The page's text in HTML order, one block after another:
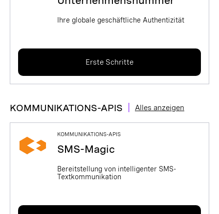
Ihre globale geschäftliche Authentizität
Erste Schritte
KOMMUNIKATIONS-APIS Alles anzeigen
KOMMUNIKATIONS-APIS
SMS-Magic
Bereitstellung von intelligenter SMS-
Textkommunikation